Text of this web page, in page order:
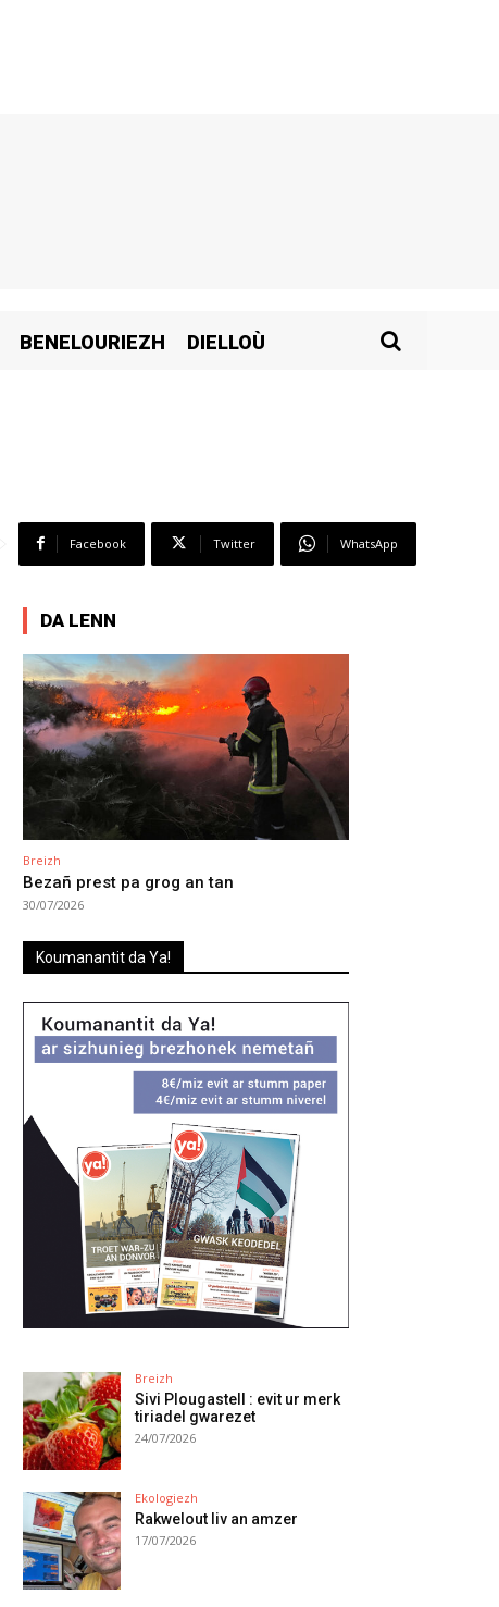
BENELOURIEZH DIELLOÙ
Facebook Twitter WhatsApp
DA LENN
Breizh
Bezañ prest pa grog an tan
30/07/2026
Koumanantit da Ya!
Breizh
Sivi Plougastell : evit ur merk
tiriadel gwarezet
24/07/2026
Ekologiezh
Rakwelout liv an amzer
17/07/2026